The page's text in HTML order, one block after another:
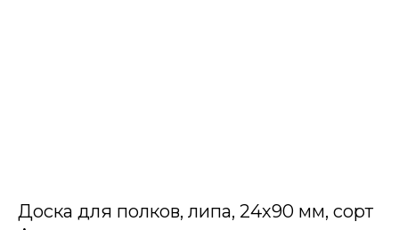
Доска для полков, липа, 24х90 мм, сорт